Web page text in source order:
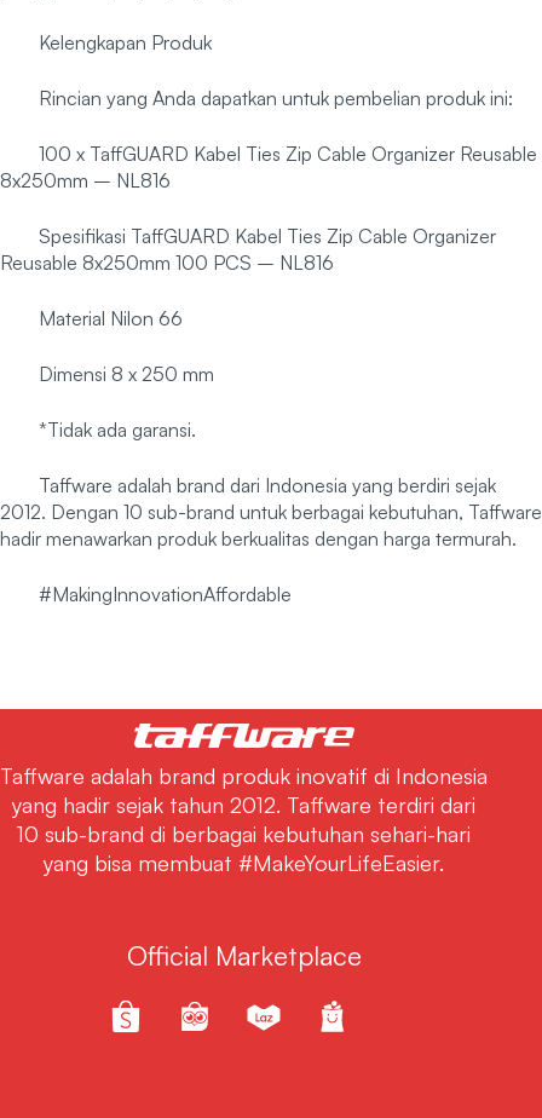
Kelengkapan Produk
Rincian yang Anda dapatkan untuk pembelian produk ini:
100 x TaffGUARD Kabel Ties Zip Cable Organizer Reusable
8x250mm – NL816
Spesifikasi TaffGUARD Kabel Ties Zip Cable Organizer
Reusable 8x250mm 100 PCS – NL816
Material Nilon 66
Dimensi 8 x 250 mm
*Tidak ada garansi.
Taffware adalah brand dari Indonesia yang berdiri sejak
2012. Dengan 10 sub-brand untuk berbagai kebutuhan, Taffware
hadir menawarkan produk berkualitas dengan harga termurah.
#MakingInnovationAffordable
Taffware adalah brand produk inovatif di Indonesia
yang hadir sejak tahun 2012. Taffware terdiri dari
10 sub-brand di berbagai kebutuhan sehari-hari
yang bisa membuat #MakeYourLifeEasier.
Official Marketplace